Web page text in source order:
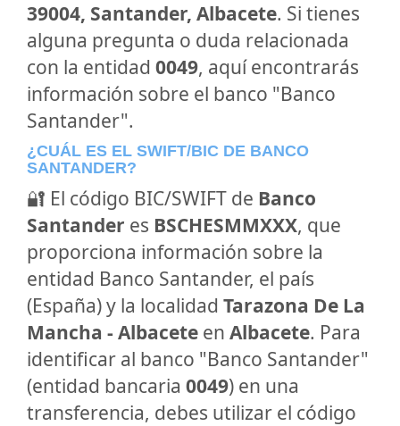
39004, Santander, Albacete. Si tienes
alguna pregunta o duda relacionada
con la entidad 0049, aquí encontrarás
información sobre el banco "Banco
Santander".
¿CUÁL ES EL SWIFT/BIC DE BANCO
SANTANDER?
🔐 El código BIC/SWIFT de Banco
Santander es BSCHESMMXXX, que
proporciona información sobre la
entidad Banco Santander, el país
(España) y la localidad Tarazona De La
Mancha - Albacete en Albacete. Para
identificar al banco "Banco Santander"
(entidad bancaria 0049) en una
transferencia, debes utilizar el código